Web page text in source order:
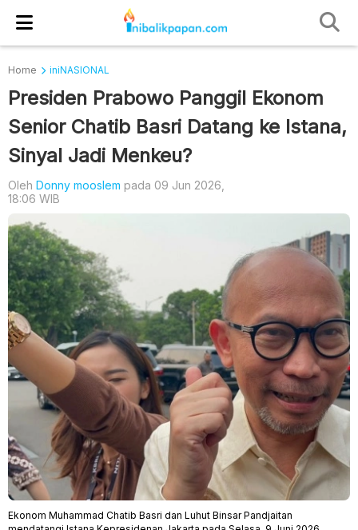
Home iniNASIONAL
Presiden Prabowo Panggil Ekonom
Senior Chatib Basri Datang ke Istana,
Sinyal Jadi Menkeu?
Oleh Donny mooslem pada 09 Jun 2026,
18:06 WIB
Ekonom Muhammad Chatib Basri dan Luhut Binsar Pandjaitan